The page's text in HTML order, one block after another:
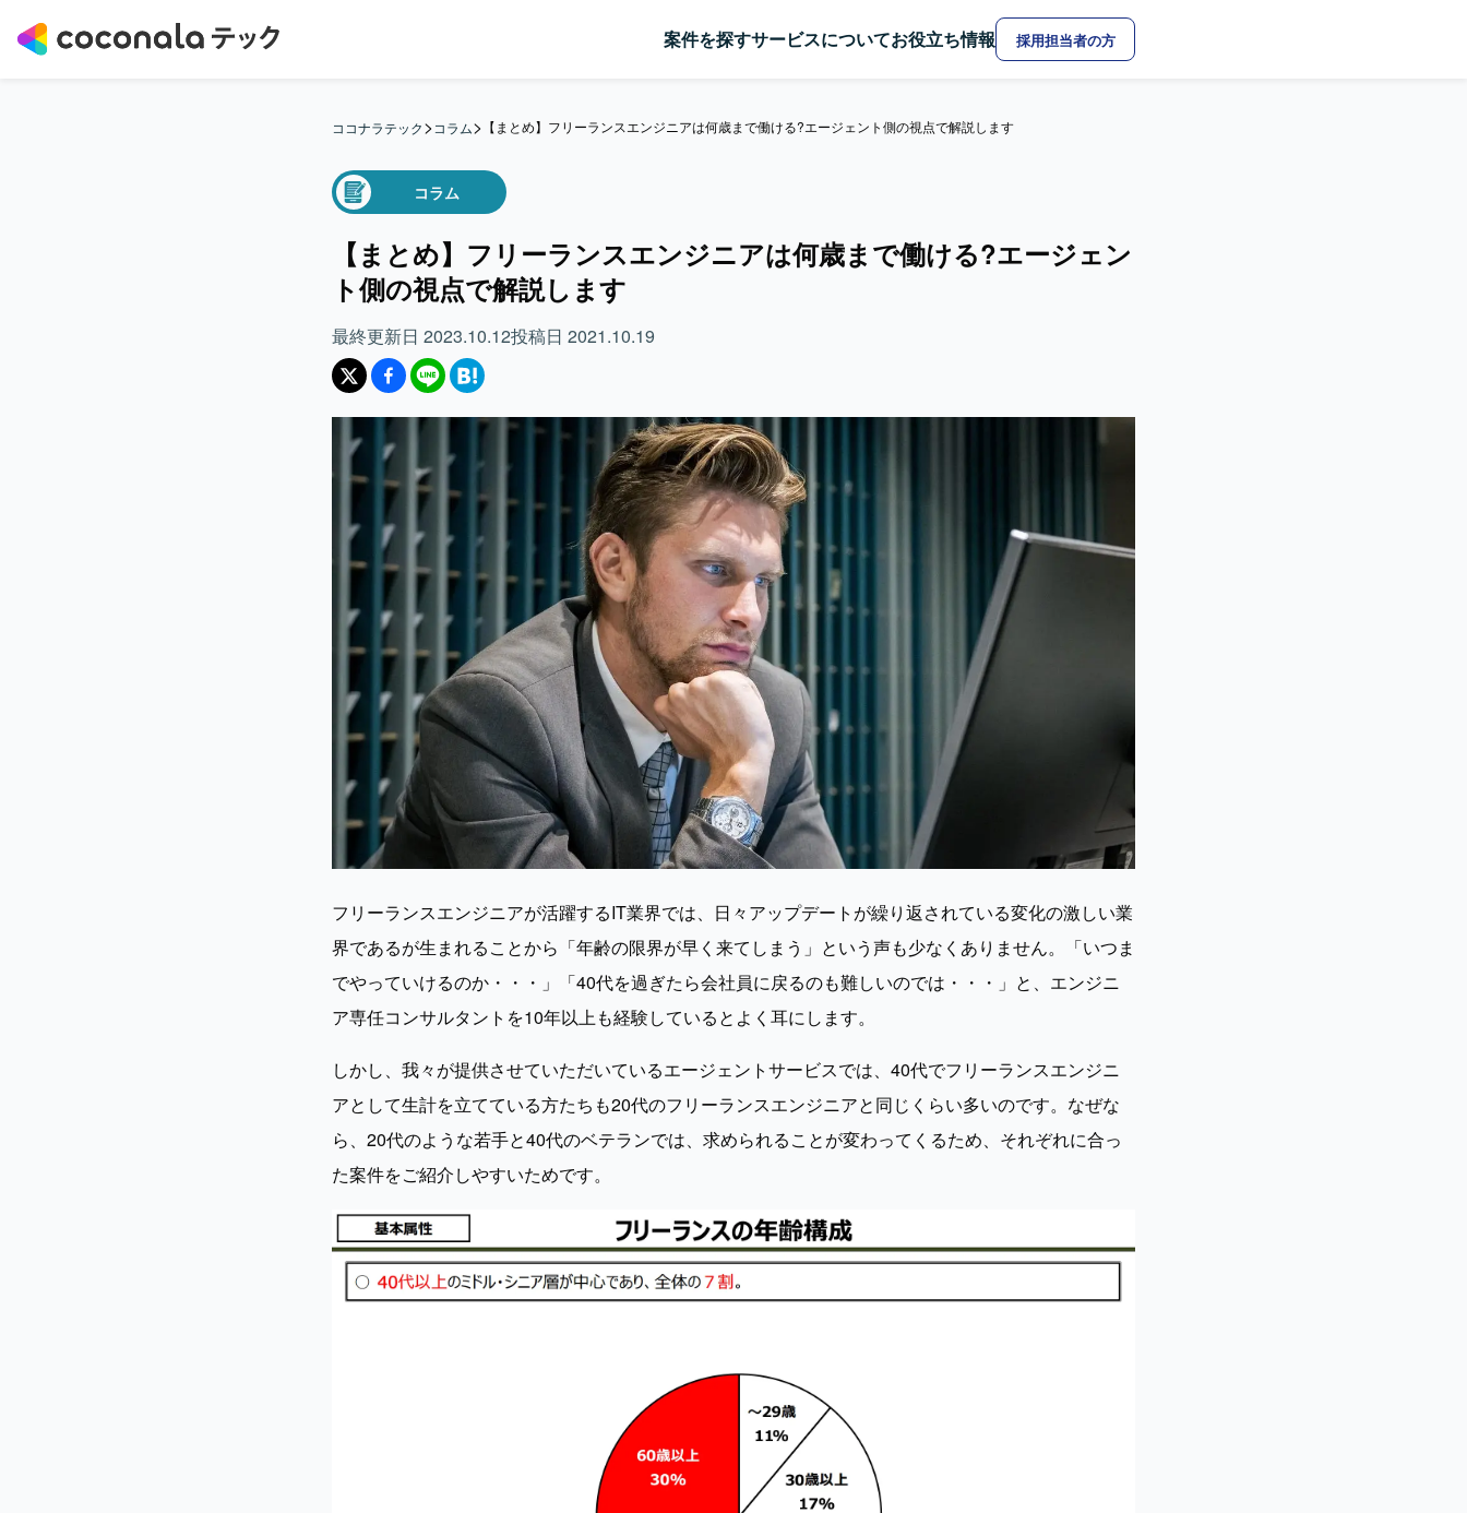
案件を探すサービスについてお役立ち情報 採用担当者の方
ココナラテック> コラム> 【まとめ】フリーランスエンジニアは何歳まで働ける?エージェント側の視点で解説します
コラム
【まとめ】フリーランスエンジニアは何歳まで働ける?エージェン
ト側の視点で解説します
最終更新日 2023.10.12投稿日 2021.10.19
フリーランスエンジニアが活躍するIT業界では、日々アップデートが繰り返されている変化の激しい業
界であるが生まれることから「年齢の限界が早く来てしまう」という声も少なくありません。「いつま
でやっていけるのか・・・」「40代を過ぎたら会社員に戻るのも難しいのでは・・・」と、エンジニ
ア専任コンサルタントを10年以上も経験しているとよく耳にします。
しかし、我々が提供させていただいているエージェントサービスでは、40代でフリーランスエンジニ
アとして生計を立てている方たちも20代のフリーランスエンジニアと同じくらい多いのです。なぜな
ら、20代のような若手と40代のベテランでは、求められることが変わってくるため、それぞれに合っ
た案件をご紹介しやすいためです。